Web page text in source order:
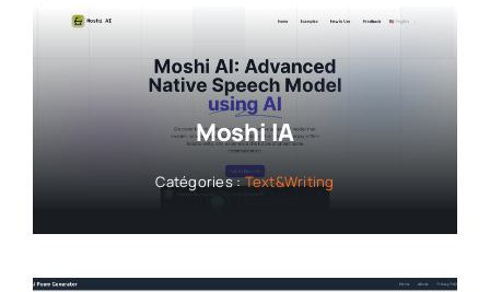
Moshi IA
Catégories :Text&Writing